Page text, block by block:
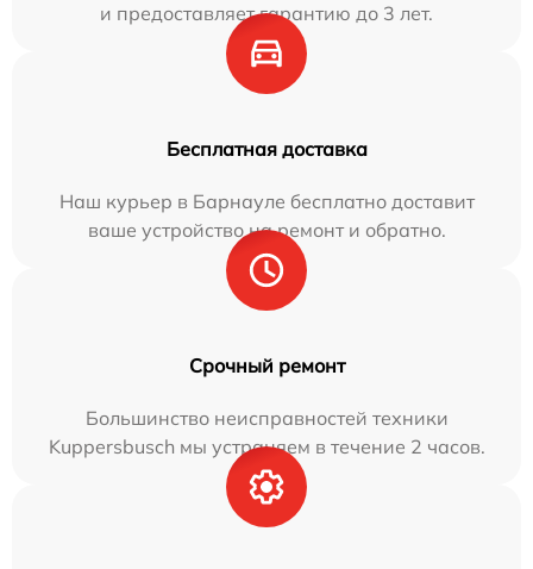
и предоставляет гарантию до 3 лет.
Бесплатная доставка
Наш курьер в Барнауле бесплатно доставит
ваше устройство на ремонт и обратно.
Срочный ремонт
Большинство неисправностей техники
Kuppersbusch мы устраняем в течение 2 часов.